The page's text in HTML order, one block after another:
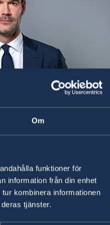
Om
funktioner för
information från din enhet
kombinera informationen
tjänster.